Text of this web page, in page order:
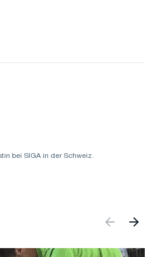
bei SIGA in der Schweiz.